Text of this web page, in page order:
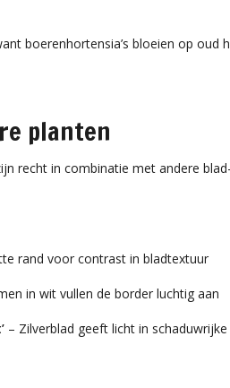
boerenhortensia’s bloeien op oud
planten
recht in combinatie met andere
rand voor contrast in bladtextuur
in wit vullen de border luchtig aan
– Zilverblad geeft licht in